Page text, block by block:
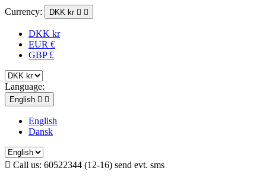
Currency: DKK kr  
DKK kr
EUR €
GBP £
Language:
English  
English
Dansk
 Call us: 60522344 (12-16) send evt. sms